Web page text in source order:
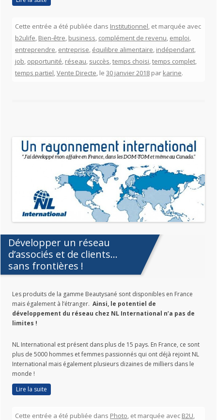
Cette entrée a été publiée dans Institutionnel, et marquée avec
b2ulife, Bien-être, business, complément de revenu, emploi,
entreprendre, entreprise, équilibre alimentaire, indépendant,
job, opportunité, réseau, succès,temps choisi,temps complet,
temps partiel,Vente Directe, le 30 janvier 2018 par karine.
Développer un réseau
d’associés et de clients…
sans frontières !
Les produits de la gamme Beautysané sont disponibles en France
mais également à l’étranger. Ainsi, le potentiel de
développement du réseau chez NL International n’a pas de
limites !
NL International est présent dans plus de 15 pays. En France, ce sont
plus de 5000 hommes et femmes passionnés qui ont déjà rejoint NL
International mais également plusieurs dizaines de milliers dans le
monde !
Lire la suite
Cette entrée a été publiée dans Photo, et marquée avec B2U,